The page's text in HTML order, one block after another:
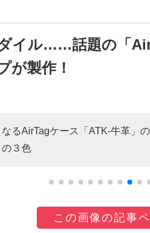
イル……話題の「
が製作！
るAirTagケース「ATK-牛革」
３色
この画像の記事